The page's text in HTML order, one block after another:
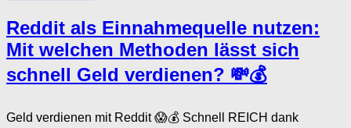
Reddit als Einnahmequelle nutzen:
Mit welchen Methoden lässt sich
schnell Geld verdienen? 💸💰
Geld verdienen mit Reddit 😱💰 Schnell REICH dank